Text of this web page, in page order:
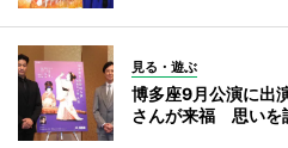
見る・遊ぶ
博多座9月公演に出
さんが来福 思いを